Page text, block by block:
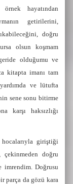
hayatından
getirilerini,
doğru
olsun koşmam
olduğumu ve
kitapta imanı tam
ve lütufta
sene sonu bitirme
karşı haksızlığı
giriştiği
çekinmeden doğru
imrendim. Doğrusu
parça da gözü kara